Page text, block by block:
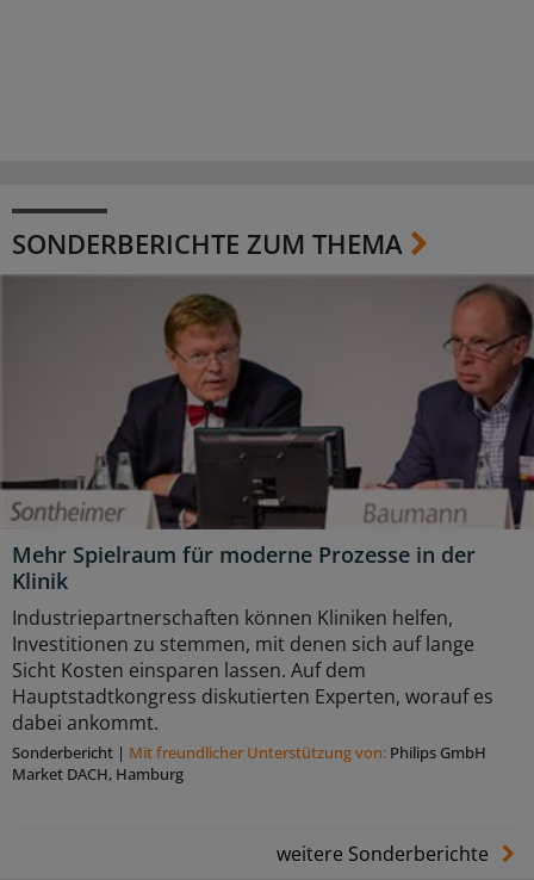
SONDERBERICHTE ZUM THEMA
Mehr Spielraum für moderne Prozesse in der
Klinik
Industriepartnerschaften können Kliniken helfen,
Investitionen zu stemmen, mit denen sich auf lange
Sicht Kosten einsparen lassen. Auf dem
Hauptstadtkongress diskutierten Experten, worauf es
dabei ankommt.
Sonderbericht | Mit freundlicher Unterstützung von: Philips GmbH
Market DACH, Hamburg
weitere Sonderberichte